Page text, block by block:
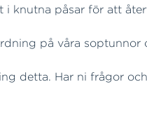
knutna påsar för att
på våra
detta. Har ni frågor